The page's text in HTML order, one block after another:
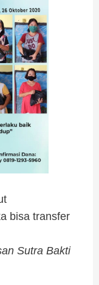
bisa transfer
Sutra Bakti